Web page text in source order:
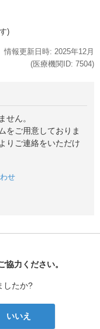
)
情報更新日時: 2025年12月
(医療機関ID: 7504)
せん。
をご用意しておりま
りご連絡をいただけ
せ
協力ください。
したか?
いいえ